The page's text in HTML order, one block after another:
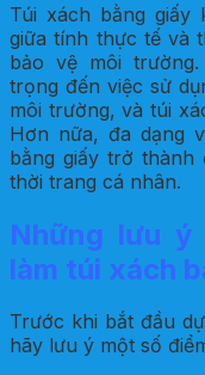
Túi xách bằng
giữa tính thực tế và
bảo vệ môi
trọng đến việc sử
môi trường, và túi
Hơn nữa, đa dạng
bằng giấy trở
thời trang cá nhân.
Những lưu
làm túi xách
Trước khi bắt đầu
hãy lưu ý một số